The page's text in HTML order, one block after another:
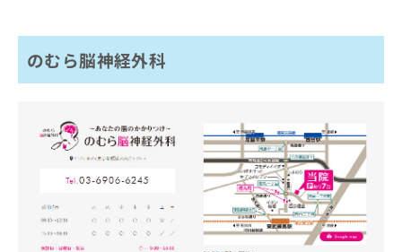
のむら脳神経外科